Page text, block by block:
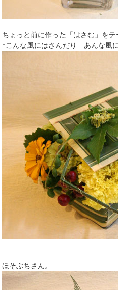
ちょっと前に作った「はさむ」をテ
↑こんな風にはさんだり あんな風に
ほそぶちさん。